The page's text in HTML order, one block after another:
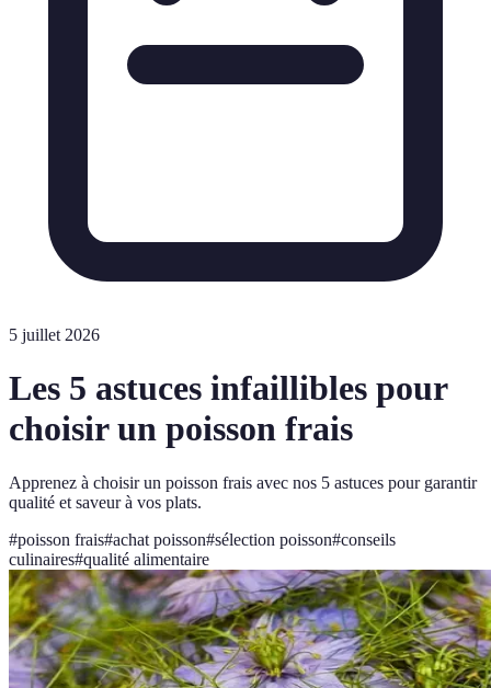
5 juillet 2026
Les 5 astuces infaillibles pour
choisir un poisson frais
Apprenez à choisir un poisson frais avec nos 5 astuces pour garantir
qualité et saveur à vos plats.
#poisson frais#achat poisson#sélection poisson#conseils
culinaires#qualité alimentaire